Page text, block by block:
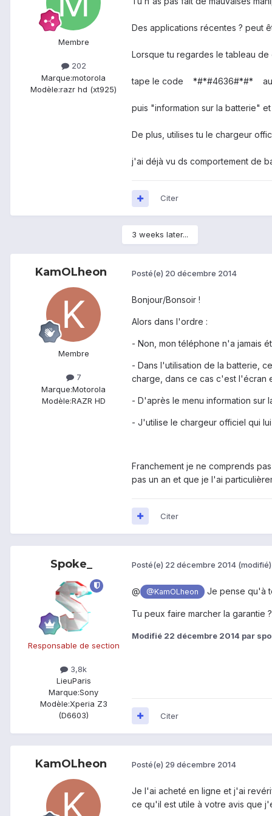
Membre
202
Marque:motorola
Modèle:razr hd (xt925)
Des applications récentes ? peut
Lorsque tu regardes le tableau
tape le code *#*#4636#*#* au
puis "information sur la batterie"
De plus, utilises tu le chargeur
j'ai déjà vu ds comportement de
Citer
3 weeks later...
KamOLheon
Membre
7
Marque:Motorola
Modèle:RAZR HD
Posté(e) 20 décembre 2014
Bonjour/Bonsoir !
Alors dans l'ordre :
- Non, mon téléphone n'a jamais
- Dans l'utilisation de la batterie,
charge, dans ce cas c'est l'écran
- D'après le menu information
- J'utilise le chargeur officiel qui
Franchement je ne comprends
pas un an et que je l'ai
Citer
Spoke_
Responsable de section
3,8k
LieuParis
Marque:Sony
Modèle:Xperia Z3
(D6603)
Posté(e) 22 décembre 2014 (modifié)
@ @KamOLheon Je pense qu'à
Tu peux faire marcher la garantie ?
Modifié 22 décembre 2014 par
Citer
KamOLheon Posté(e) 29 décembre 2014
Je l'ai acheté en ligne et j'ai
ce qu'il est utile à votre avis que